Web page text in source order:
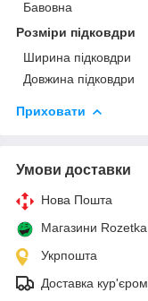
Бавовна
Розміри підковдри
Ширина підковдри
Довжина підковдри
Приховати
Умови доставки
Нова Пошта
Магазини Rozetka
Укрпошта
Доставка кур'єром